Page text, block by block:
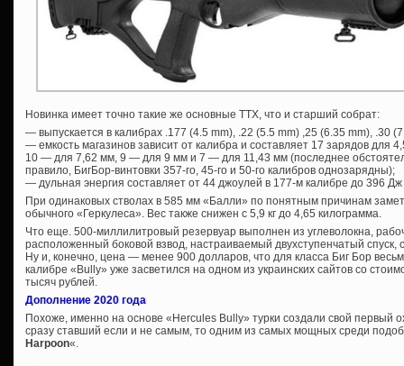
Новинка имеет точно такие же основные ТТХ, что и старший собрат:
— выпускается в калибрах .177 (4.5 mm), .22 (5.5 mm) ,25 (6.35 mm), .30
— емкость магазинов зависит от калибра и составляет 17 зарядов
10 — для 7,62 мм, 9 — для 9 мм и 7 — для 11,43 мм (последнее
правило, БигБор-винтовки 357-го, 45-го и 50-го калибров однозарядны);
— дульная энергия составляет от 44 джоулей в 177-м калибре до 396
При одинаковых стволах в 585 мм «Балли» по понятным причинам
обычного «Геркулеса». Вес также снижен с 5,9 кг до 4,65 килограмма.
Что еще. 500-миллилитровый резервуар выполнен из углеволокна,
расположенный боковой взвод, настраиваемый двухступенчатый
Ну и, конечно, цена — менее 900 долларов, что для класса Биг Бор
калибре «Bully» уже засветился на одном из украинских сайтов со
тысяч рублей.
Дополнение 2020 года
Похоже, именно на основе «Hercules Bully» турки создали свой первый
сразу ставший если и не самым, то одним из самых мощных среди
Harpoon«.